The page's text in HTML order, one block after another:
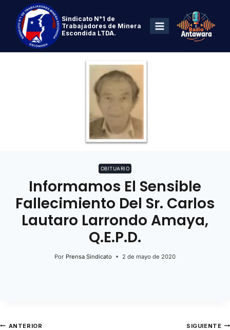
Sindicato N°1 de
Trabajadores de Minera
Escondida LTDA.
OBITUARIO
Informamos El Sensible
Fallecimiento Del Sr. Carlos
Lautaro Larrondo Amaya,
Q.E.P.D.
Por Prensa Sindicato 2 de mayo de 2020
ANTERIOR SIGUIENTE